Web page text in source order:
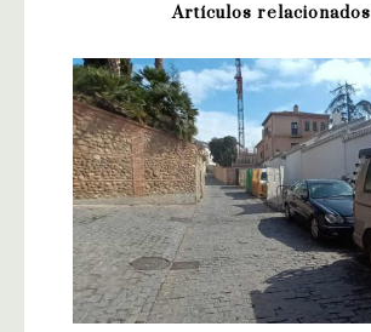
Artículos relacionados